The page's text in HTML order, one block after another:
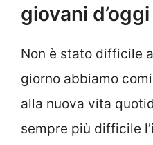
giovani d’oggi
Non è stato difficile
giorno abbiamo
alla nuova vita
sempre più difficile